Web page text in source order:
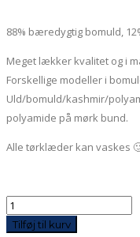
88% bæredygtig bomuld,
Meget lækker kvalitet og i
Forskellige modeller i
Uld/bomuld/kashmir/
polyamide på mørk bund.
Alle tørklæder kan vaskes
Gohia,
beige
Tilføj til kurv